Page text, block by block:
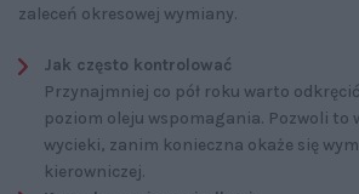
zaleceń okresowej wymiany.
Jak często kontrolować
Przynajmniej co pół roku warto
poziom oleju wspomagania. Pozwoli to
wycieki, zanim konieczna okaże się
kierowniczej.